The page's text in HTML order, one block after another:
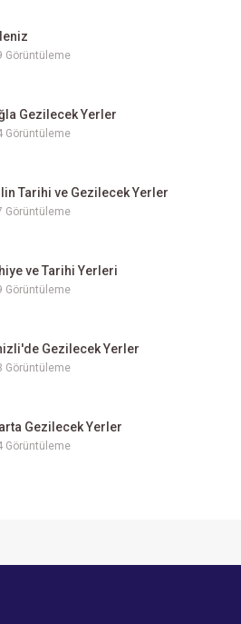
Görüntüleme
Gezilecek Yerler
Görüntüleme
Tarihi ve Gezilecek Yerler
Görüntüleme
ve Tarihi Yerleri
Görüntüleme
Gezilecek Yerler
Görüntüleme
Gezilecek Yerler
Görüntüleme